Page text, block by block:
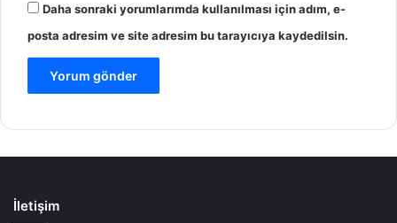
Daha sonraki yorumlarımda kullanılması için adım, e-
posta adresim ve site adresim bu tarayıcıya kaydedilsin.
İletişim